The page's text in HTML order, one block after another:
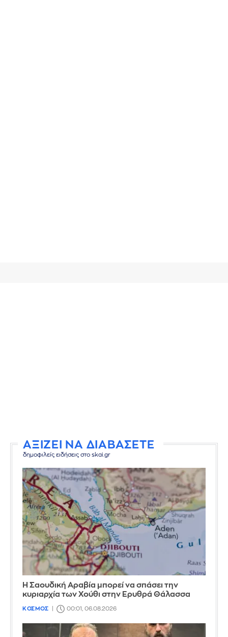
ΑΞΙΖΕΙ ΝΑ ΔΙΑΒΑΣΕΤΕ
δημοφιλείς ειδήσεις στο skai.gr
Η Σαουδική Αραβία μπορεί να σπάσει την
κυριαρχία των Χούθι στην Ερυθρά Θάλασσα
ΚΟΣΜΟΣ 00:01, 06.08.2026